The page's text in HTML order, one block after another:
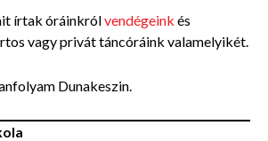
írtak óráinkrólvendégeink és
vagy privát táncóráink valamelyikét.
Dunakeszin.